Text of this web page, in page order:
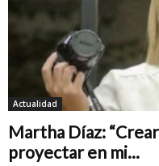
Actualidad
Martha Díaz:
proyectar en mi...